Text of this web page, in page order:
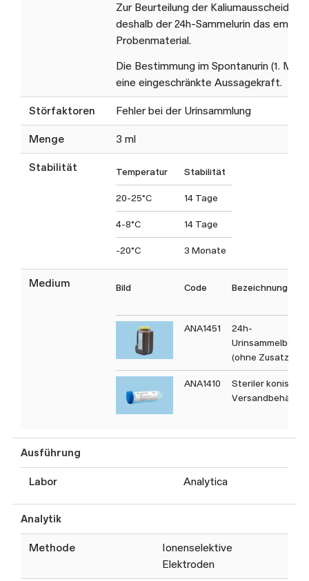
Zur Beurteilung der
deshalb der 24h-Sammelurin das
Probenmaterial.
Die Bestimmung im Spontanurin (1.
eine eingeschränkte Aussagekraft.
Störfaktoren Fehler bei der Urinsammlung
Menge 3 ml
Stabilität Temperatur Stabilität
20-25°C 14 Tage
4-8°C 14 Tage
-20°C 3 Monate
Medium Bild Code Bezeichnung
ANA1451
24h-
(ohne Zusatz)
ANA1410
Steriler konischer
Versandbehälter
Ausführung
Labor Analytica
Analytik
Methode
Ionenselektive
Elektroden